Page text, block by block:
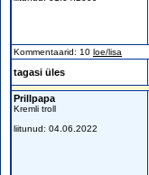
Kommentaarid: 10 loe/lisa
tagasi üles
Prillpapa
Kremli troll
liitunud: 04.06.2022